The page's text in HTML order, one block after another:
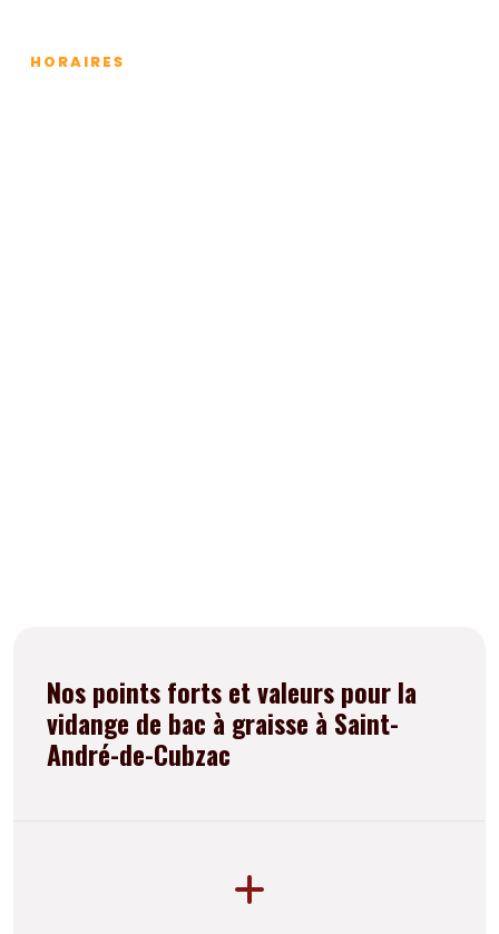
HORAIRES
Nos points forts et valeurs pour la
vidange de bac à graisse à Saint-
André-de-Cubzac